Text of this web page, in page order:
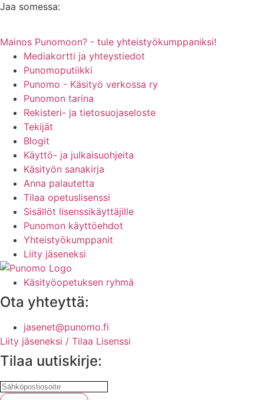
Jaa somessa:
Mainos Punomoon? - tule yhteistyökumppaniksi!
Mediakortti ja yhteystiedot
Punomoputiikki
Punomo - Käsityö verkossa ry
Punomon tarina
Rekisteri- ja tietosuojaseloste
Tekijät
Blogit
Käyttö- ja julkaisuohjeita
Käsityön sanakirja
Anna palautetta
Tilaa opetuslisenssi
Sisällöt lisenssikäyttäjille
Punomon käyttöehdot
Yhteistyökumppanit
Liity jäseneksi
Käsityöopetuksen ryhmä
Ota yhteyttä:
jasenet@punomo.fi
Liity jäseneksi / Tilaa Lisenssi
Tilaa uutiskirje: